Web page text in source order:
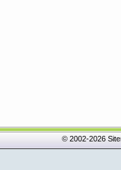
© 2002-2026